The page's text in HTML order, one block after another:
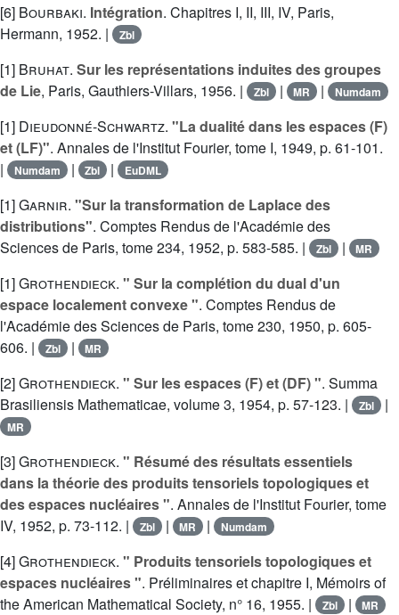
[6] Bourbaki. Intégration. Chapitres I, II, III, IV, Paris,
Hermann, 1952. |
Zbl
[1] Bruhat. Sur les représentations induites des groupes
de Lie, Paris, Gauthiers-Villars, 1956. | Zbl | MR | Numdam
[1] Dieudonné-Schwartz. "La dualité dans les espaces (F)
et (LF)". Annales de l'Institut Fourier, tome I, 1949, p. 61-101.
|
Numdam | Zbl | EuDML
[1]Garnir. "Sur la transformation de Laplace des
distributions". Comptes Rendus de l'Académie des
Sciences de Paris, tome 234, 1952, p. 583-585. |
Zbl | MR
[1]Grothendieck. " Sur la complétion du dual d'un
espace localement convexe ". Comptes Rendus de
l'Académie des Sciences de Paris, tome 230, 1950, p. 605-
606. |
Zbl | MR
[2]Grothendieck. " Sur les espaces (F) et (DF) ". Summa
Brasiliensis Mathematicae, volume 3, 1954, p. 57-123. |
Zbl |
MR
[3]Grothendieck. " Résumé des résultats essentiels
dans la théorie des produits tensoriels topologiques et
des espaces nucléaires ". Annales de l'Institut Fourier, tome
IV, 1952, p. 73-112. |
Zbl | MR | Numdam
[4]Grothendieck. " Produits tensoriels topologiques et
espaces nucléaires ". Préliminaires et chapitre I, Mémoirs of
the American Mathematical Society, n° 16, 1955. |
Zbl | MR